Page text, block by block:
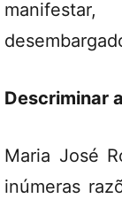
Descriminar
Maria José
inúmeras